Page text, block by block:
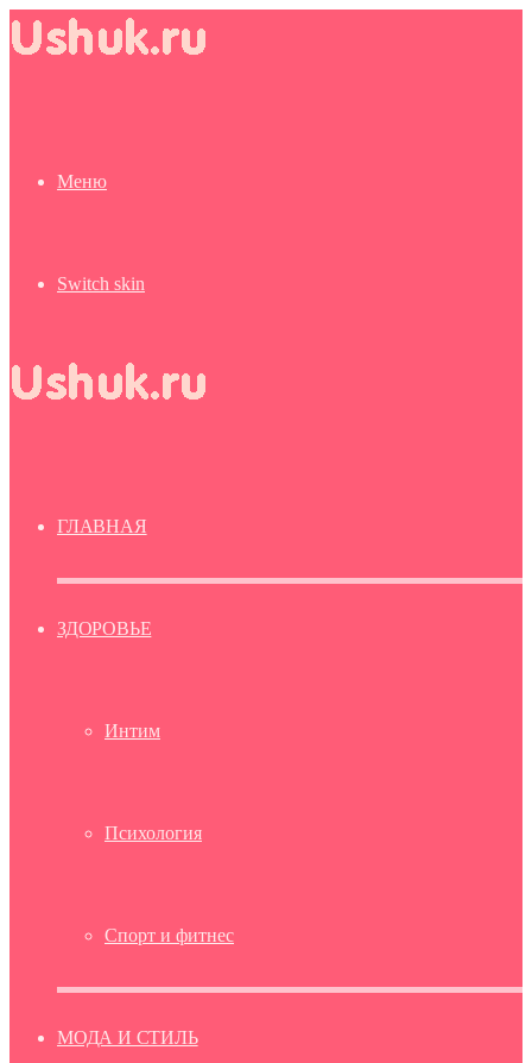
Меню
Switch skin
ГЛАВНАЯ
ЗДОРОВЬЕ
Интим
Психология
Спорт и фитнес
МОДА И СТИЛЬ